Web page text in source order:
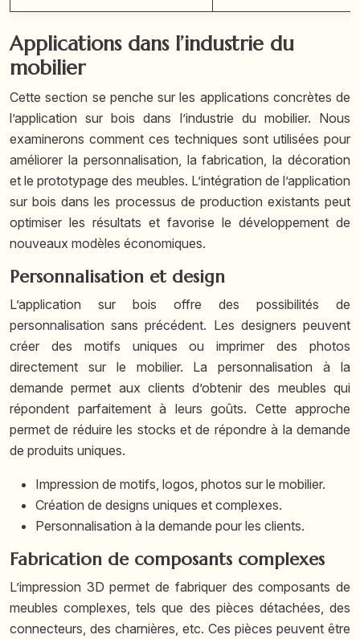
Applications dans l’industrie du
mobilier
Cette section se penche sur les applications concrètes de
l’application sur bois dans l’industrie du mobilier. Nous
examinerons comment ces techniques sont utilisées pour
améliorer la personnalisation, la fabrication, la décoration
et le prototypage des meubles. L’intégration de l’application
sur bois dans les processus de production existants peut
optimiser les résultats et favorise le développement de
nouveaux modèles économiques.
Personnalisation et design
L’application sur bois offre des possibilités de
personnalisation sans précédent. Les designers peuvent
créer des motifs uniques ou imprimer des photos
directement sur le mobilier. La personnalisation à la
demande permet aux clients d’obtenir des meubles qui
répondent parfaitement à leurs goûts. Cette approche
permet de réduire les stocks et de répondre à la demande
de produits uniques.
Impression de motifs, logos, photos sur le mobilier.
Création de designs uniques et complexes.
Personnalisation à la demande pour les clients.
Fabrication de composants complexes
L’impression 3D permet de fabriquer des composants de
meubles complexes, tels que des pièces détachées, des
connecteurs, des charnières, etc. Ces pièces peuvent être